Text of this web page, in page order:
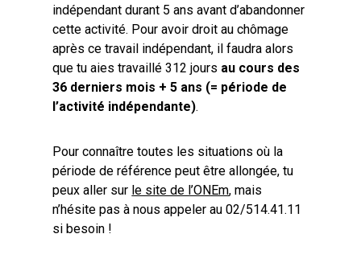
indépendant durant 5 ans avant d’abandonner
cette activité. Pour avoir droit au chômage
après ce travail indépendant, il faudra alors
que tu aies travaillé 312 jours au cours des
36 derniers mois + 5 ans (= période de
l’activité indépendante).
Pour connaître toutes les situations où la
période de référence peut être allongée, tu
peux aller sur le site de l’ONEm, mais
n’hésite pas à nous appeler au 02/514.41.11
si besoin !